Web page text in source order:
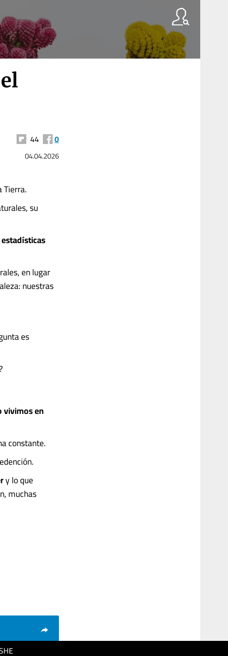
44 0
04.04.2026
Tierra.
su
estadísticas
en lugar
nuestras
es
vivimos en
constante.
y lo que
muchas